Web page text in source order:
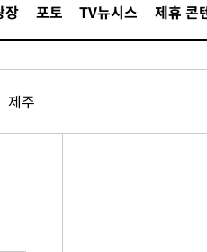
장 포토 TV뉴시스 제휴 콘
제주